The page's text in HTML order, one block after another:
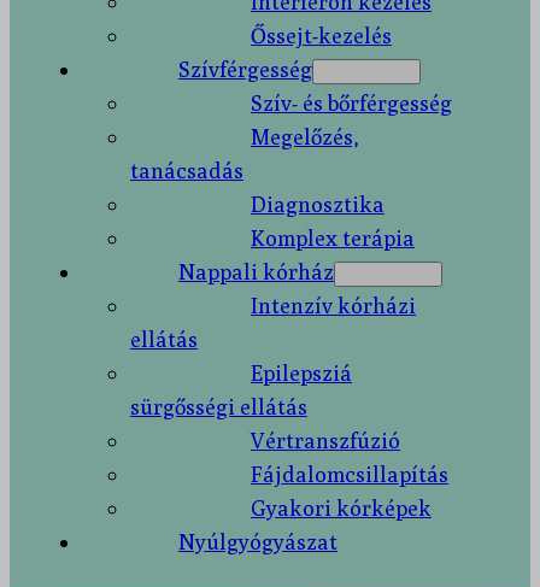
Őssejt-kezelés
Szívférgesség
Szív- és bőrférgesség
Megelőzés,
tanácsadás
Diagnosztika
Komplex terápia
Nappali kórház
Intenzív kórházi
ellátás
Epilepsziá
sürgősségi ellátás
Vértranszfúzió
Fájdalomcsillapítás
Gyakori kórképek
Nyúlgyógyászat